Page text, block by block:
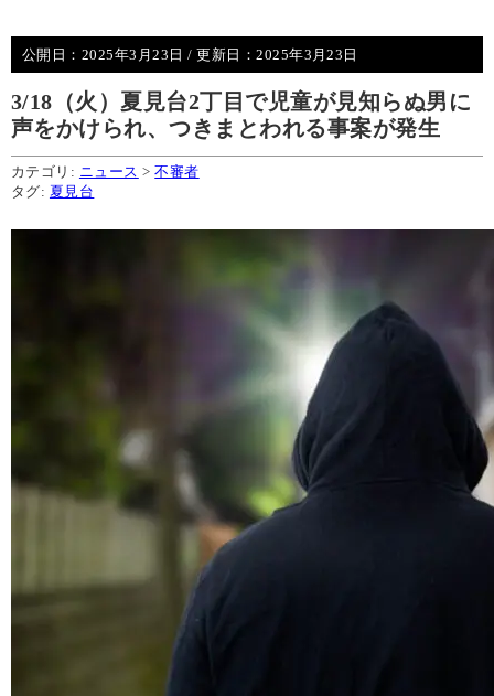
公開日： 2025年3月23日 / 更新日：2025年3月23日
3/18（火）夏見台2丁目で児童が見知らぬ男に
声をかけられ、つきまとわれる事案が発生
カテゴリ: ニュース >不審者
タグ: 夏見台